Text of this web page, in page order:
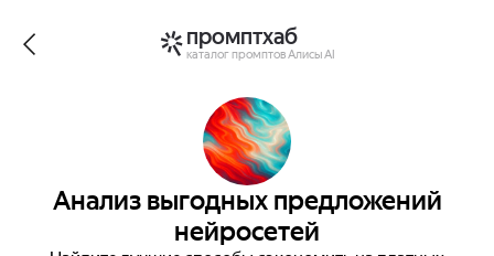
промптхаб
каталог промптов Алисы AI
Анализ выгодных предложений
нейросетей